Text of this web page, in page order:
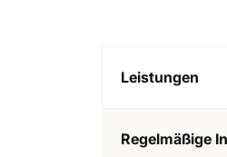
Leistungen
Regelmäßige